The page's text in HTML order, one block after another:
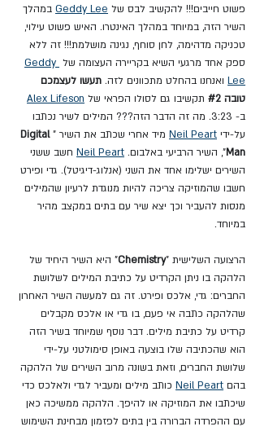
פשוט חייבים!!! להקשיב לבס של Geddy Lee במהלך
השיר הזה, במיוחד במהלך האינטרו. האיש פשוט עילוי,
טכניקה מדהימה, לחן סוחף, נגינה מושלמת!!! זה ללא
ספק אחד מרגעי השיא בקריירה העצומה של Geddy
Lee ואנחנו בהחלט מתכוונים לזה. תעשו לעצמכם
טובה #2 תקשיבו גם לסולו הפראי של Alex Lifeson
ב- 3:23. מה זה הדבר הזה??? המילים לשיר נכתבו
על-ידי Neil Peart מיד אחרי שכתב את השיר "Digital
Man", השיר הרביעי באלבום. Neil Peart חשב ששני
השירים ישלימו אחד את השני (אנלוג-דיגיטל). גדי ופירט
חשבו שהמוזיקה צריכה להיות מנוגדת לרעיון שהמילים
מנסות להעביר וכך יצא שיר עם בתים במקצב מהיר
במיוחד.
הרצועה השלישית "Chemistry" היא השיר היחיד של
הלהקה בו ניתן הקרדיט על כתיבת המילים לשלושת
החברים: גדי, אלכס ופירט. זה גם למעשה השיר האחרון
שהלהקה כתבה אי פעם, בו גדי או אלכס מקבלים
קרדיט על כתיבת מילים. דבר נוסף שמיוחד בשיר הזה
הוא שהכתיבה שלו בוצעה באופן סימולטני על-ידי
שלושת החברים, וזאת בשונה מרוב השירים של הלהקה
בהם Neil Peart כותב מילים ומעביר לגדי ולאלכס כדי
שיכתבו את המוזיקה או להיפך. הלהקה ממשיכה כאן
עם ההפרדה הברורה בין בתים לפזמון מבחינת השימוש